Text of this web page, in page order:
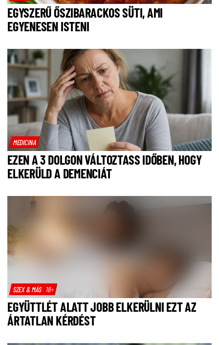
EGYSZERŰ ŐSZIBARACKOS SÜTI, AMI
EGYENESEN ISTENI
MEDICINA
EZEN A 3 DOLGON VÁLTOZTASS IDŐBEN, HOGY
ELKERÜLD A DEMENCIÁT
SZEX & MÁS 18+
EGYÜTTLÉT ALATT JOBB ELKERÜLNI EZT AZ
ÁRTATLAN KÉRDÉST